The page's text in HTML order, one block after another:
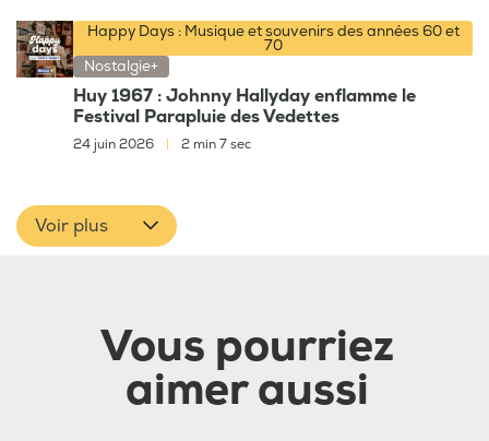
Happy Days : Musique et souvenirs des années 60 et
70
Nostalgie+
Huy 1967 : Johnny Hallyday enflamme le
Festival Parapluie des Vedettes
24 juin 2026 2 min 7 sec
Voir plus
Vous pourriez
aimer aussi